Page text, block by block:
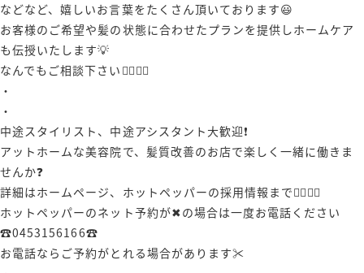
などなど、嬉しいお言葉をたくさん頂いております😃
お客様のご希望や髪の状態に合わせたプランを提供しホームケア
も伝授いたします💡
なんでもご相談下さい🙋‍♀️🙋‍♂️
・
・
中途スタイリスト、中途アシスタント大歓迎❗️
アットホームな美容院で、髪質改善のお店で楽しく一緒に働きま
せんか❓
詳細はホームページ、ホットペッパーの採用情報まで🙋‍♀️🙋‍♂️
ホットペッパーのネット予約が✖︎の場合は一度お電話ください
☎️0453156166☎️
お電話ならご予約がとれる場合があります✂️